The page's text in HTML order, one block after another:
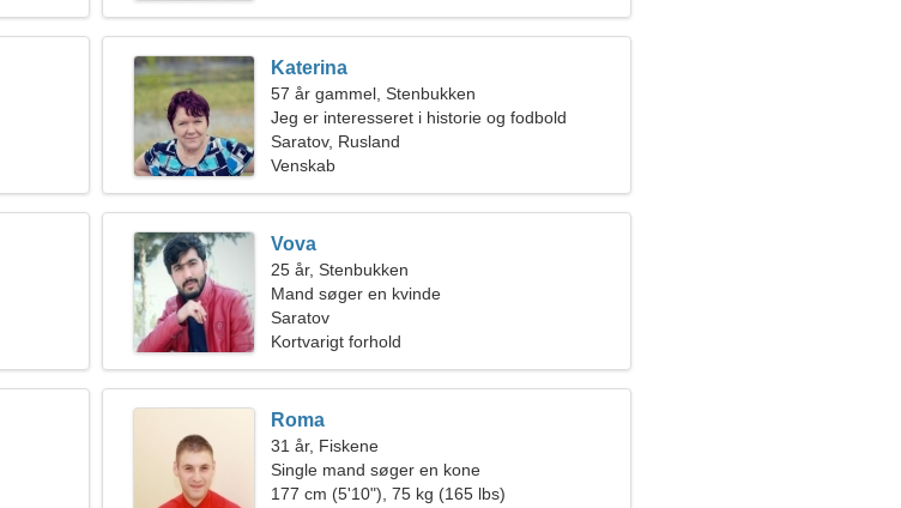
Katerina
57 år gammel, Stenbukken
Jeg er interesseret i historie og fodbold
Saratov, Rusland
Venskab
Vova
25 år, Stenbukken
Mand søger en kvinde
Saratov
Kortvarigt forhold
Roma
31 år, Fiskene
Single mand søger en kone
177 cm (5'10"), 75 kg (165 lbs)